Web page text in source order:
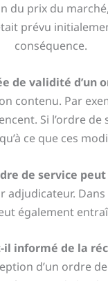
prix du
prévu
conséquence.
de validité d’un
contenu. Par
Si l’ordre
ce que ces
de service
également
informé de la
d’un ordre